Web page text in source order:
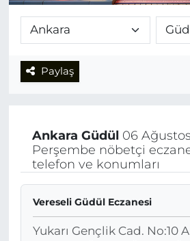
Paylaş
Ankara Güdül06
Perşembe nöbetçi
telefon ve konumları
Vereseli Güdül Eczanesi
Yukarı Gençlik Cad. No:10